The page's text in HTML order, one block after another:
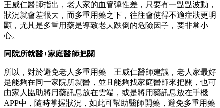
王威仁醫師指出，老人家的血管彈性差，只要有一點點波動，
狀況就會差很大，而多重用藥之下，往往會使得不適症狀更明
顯，尤其是多重用藥是導致老人跌倒的危險因子，要非常小
心。
同院所就醫+家庭醫師把關
所以，對於避免老人多重用藥，王威仁醫師建議，老人家最好
是能夠在同一家院所就醫，並且能夠找家庭醫師來把關，也可
由家人協助將用藥訊息放在雲端，或是將用藥訊息放在手機
APP中，隨時掌握狀況，如此可幫助醫師開藥，避免多重用藥